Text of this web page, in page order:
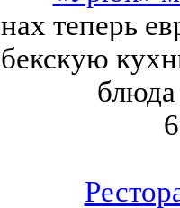
теперь
блюда